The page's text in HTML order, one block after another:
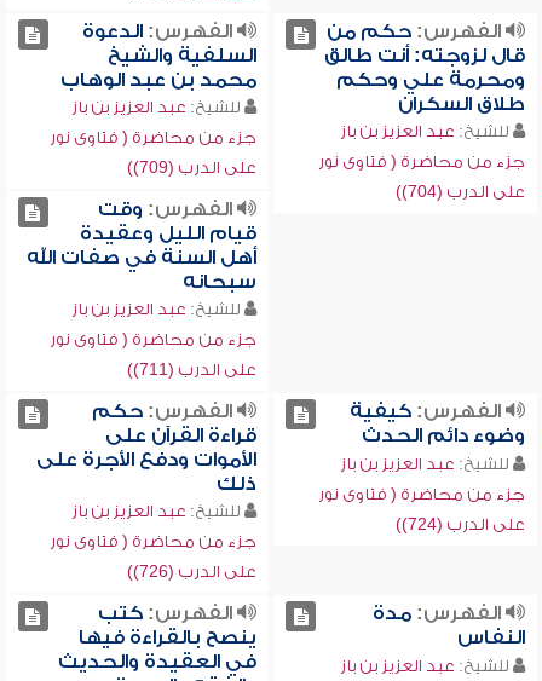
الفهرس:حكم من
قال لزوجته: أنت طالق
ومحرمة علي وحكم
طلاق السكران
للشيخ: عبد العزيز بن باز
جزء من محاضرة ( فتاوى نور
على الدرب (704))
الفهرس:الدعوة
السلفية والشيخ
محمد بن عبد الوهاب
للشيخ: عبد العزيز بن باز
جزء من محاضرة ( فتاوى نور
على الدرب (709))
الفهرس: وقت
قيام الليل وعقيدة
أهل السنة في صفات الله
سبحانه
للشيخ: عبد العزيز بن باز
جزء من محاضرة ( فتاوى نور
على الدرب (711))
الفهرس:كيفية
وضوء دائم الحدث
للشيخ: عبد العزيز بن باز
جزء من محاضرة ( فتاوى نور
على الدرب (724))
الفهرس:حكم
قراءة القرآن على
الأموات ودفع الأجرة على
ذلك
للشيخ: عبد العزيز بن باز
جزء من محاضرة ( فتاوى نور
على الدرب (726))
الفهرس:مدة
النفاس
للشيخ: عبد العزيز بن باز
الفهرس:كتب
ينصح بالقراءة فيها
في العقيدة والحديث